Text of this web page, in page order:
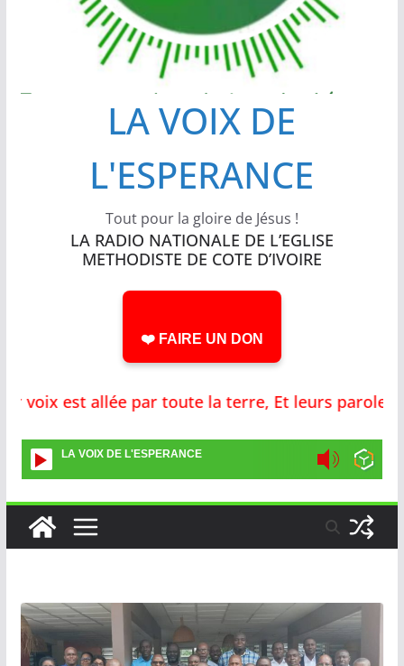
LA VOIX DE
L'ESPERANCE
Tout pour la gloire de Jésus !
LA RADIO NATIONALE DE L’EGLISE
METHODISTE DE COTE D’IVOIRE
❤️ FAIRE UN DON
est allée par toute la terre, Et leurs paroles
LA VOIX DE L'ESPERANCE